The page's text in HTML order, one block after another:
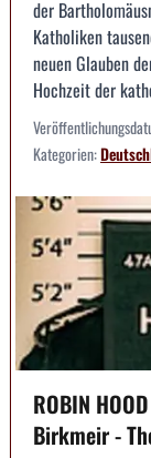
der
Katholiken
neuen Glauben
Hochzeit der
Kategorien:
ROBIN
Birkmeir -